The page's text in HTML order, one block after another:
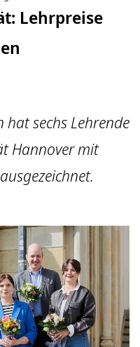
Lehrpreise
hat sechs Lehrende
Hannover mit